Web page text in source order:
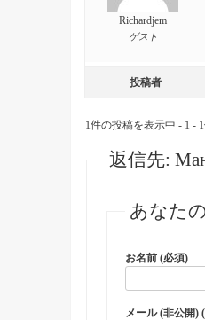
Richardjem
ゲスト
投稿者
1件の投稿を表示中 - 1 -
返信先:
あなた
お名前 (必須)
メール (非公開)